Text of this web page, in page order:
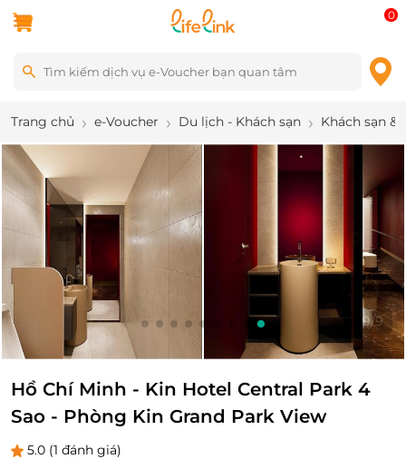
0
Trang chủ e-Voucher Du lịch - Khách sạn Khách sạn &
9/9
Hồ Chí Minh - Kin Hotel Central Park 4
Sao - Phòng Kin Grand Park View
5.0 (1 đánh giá)